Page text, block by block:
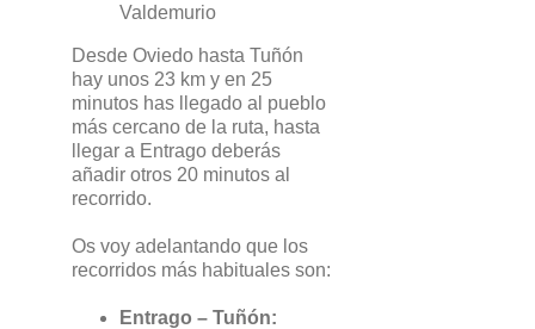
Valdemurio
Desde Oviedo hasta Tuñón
hay unos 23 km y en 25
minutos has llegado al pueblo
más cercano de la ruta, hasta
llegar a Entrago deberás
añadir otros 20 minutos al
recorrido.
Os voy adelantando que los
recorridos más habituales son:
Entrago – Tuñón: